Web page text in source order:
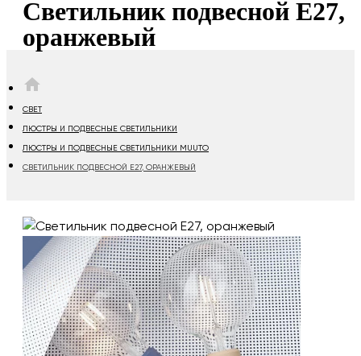
Светильник подвесной E27,
оранжевый
СВЕТ
ЛЮСТРЫ И ПОДВЕСНЫЕ СВЕТИЛЬНИКИ
ЛЮСТРЫ И ПОДВЕСНЫЕ СВЕТИЛЬНИКИ MUUTO
СВЕТИЛЬНИК ПОДВЕСНОЙ E27, ОРАНЖЕВЫЙ